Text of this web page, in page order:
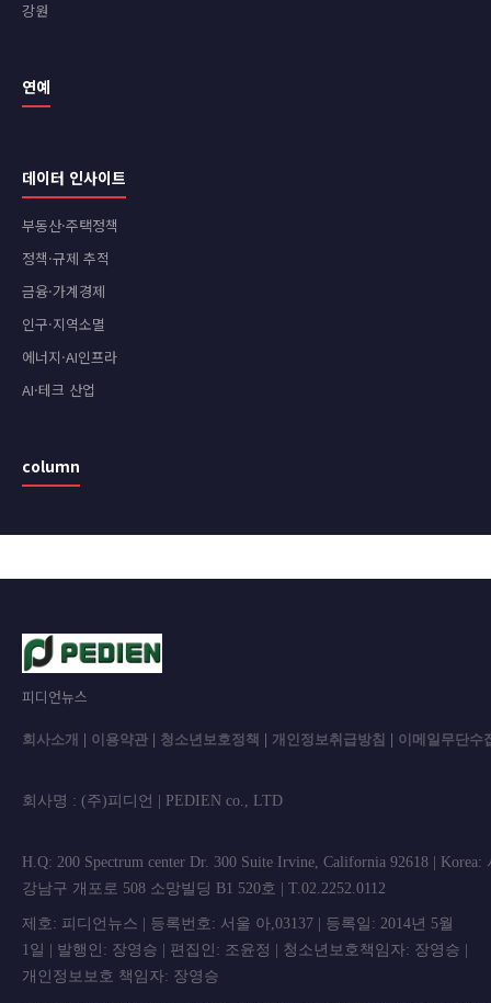
강원
연예
데이터 인사이트
부동산·주택정책
정책·규제 추적
금융·가계경제
인구·지역소멸
에너지·AI인프라
AI·테크 산업
column
피디언뉴스
회사소개 이용약관 청소년보호정책 개인정보취급방침 이메일무단수
회사명 : (주)피디언 | PEDIEN co.,
H.Q: 200 Spectrum center Dr. 300 Suite Irvine, California 92618 | Korea:
강남구 개포로 508 소망빌딩 B1 520호 | T.02.2252.0112
제호: 피디언뉴스 | 등록번호: 서울 아,03137 | 등록일: 2014년 5월
1일 | 발행인: 장영승 | 편집인: 조윤정 | 청소년보호책임자: 장영승 |
개인정보보호 책임자: 장영승